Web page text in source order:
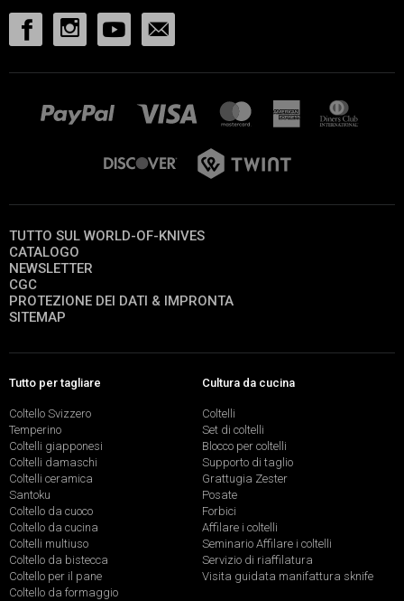
TUTTO SUL WORLD-OF-KNIVES
CATALOGO
NEWSLETTER
CGC
PROTEZIONE DEI DATI & IMPRONTA
SITEMAP
Tutto per tagliare
Coltello Svizzero
Temperino
Coltelli giapponesi
Coltelli damaschi
Coltelli ceramica
Santoku
Coltello da cuoco
Coltello da cucina
Coltelli multiuso
Coltello da bistecca
Coltello per il pane
Coltello da formaggio
Cultura da cucina
Coltelli
Set di coltelli
Blocco per coltelli
Supporto di taglio
Grattugia Zester
Posate
Forbici
Affilare i coltelli
Seminario Affilare i coltelli
Servizio di riaffilatura
Visita guidata manifattura sknife